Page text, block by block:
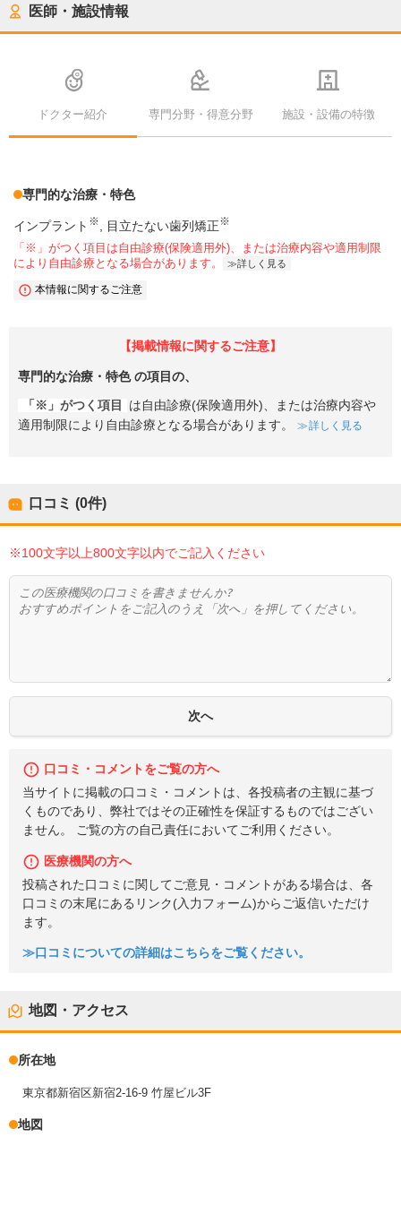
医師・施設情報
ドクター紹介 専門分野・得意分野 施設・設備の特徴
専門的な治療・特色
インプラント ※ 目立たない歯列矯正※
「※」がつく項目は自由診療(保険適用外)、または治療内容や適用制限
により自由診療となる場合があります。
詳しく見る
本情報に関するご注意
【掲載情報に関するご注意】
専門的な治療・特色の項目の、
「※」がつく項目
は自由診療(保険適用外)、または治療内容や
適用制限により自由診療となる場合があります。
詳しく見る
口コミ (0件)
※100文字以上800文字以内でご記入ください
口コミ・コメントをご覧の方へ
当サイトに掲載の口コミ・コメントは、各投稿者の主観に基づ
くものであり、弊社ではその正確性を保証するものではござい
ません。 ご覧の方の自己責任においてご利用ください。
医療機関の方へ
投稿された口コミに関してご意見・コメントがある場合は、各
口コミの末尾にあるリンク(入力フォーム)からご返信いただけ
ます。
≫口コミについての詳細はこちらをご覧ください。
地図・アクセス
所在地
東京都新宿区新宿2-16-9 竹屋ビル3F
地図